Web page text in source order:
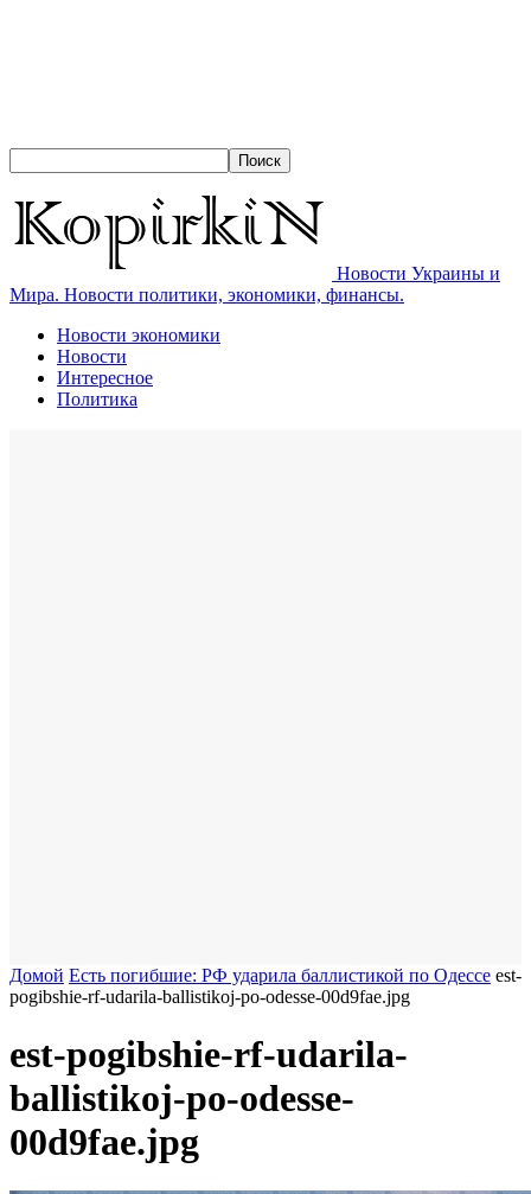
Новости Украины и
Мира. Новости политики, экономики, финансы.
Новости экономики
Новости
Интересное
Политика
Домой Есть погибшие: РФ ударила баллистикой по Одессе est-
pogibshie-rf-udarila-ballistikoj-po-odesse-00d9fae.jpg
est-pogibshie-rf-udarila-
ballistikoj-po-odesse-
00d9fae.jpg